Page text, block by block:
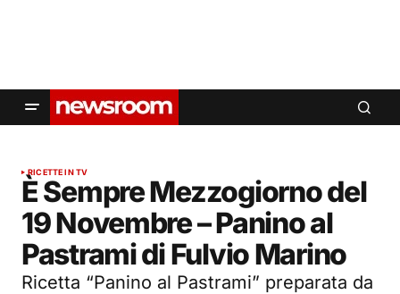
RICETTE IN TV
È Sempre Mezzogiorno del
19 Novembre – Panino al
Pastrami di Fulvio Marino
Ricetta “Panino al Pastrami” preparata da